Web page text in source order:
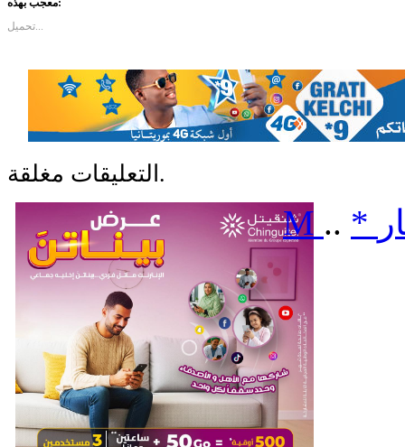
معجب بهذه:
تحميل...
التعليقات مغلقة.
M .. *